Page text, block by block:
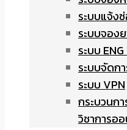
ระบบแจ้ง
ระบบจอง
ระบบ
ระบบจัดก
ระบบ VPN
กระบวนก
วิชาการอ